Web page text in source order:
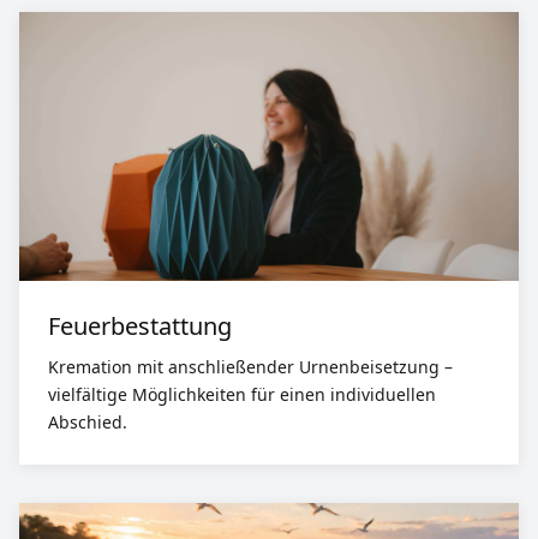
Feuerbestattung
Kremation mit anschließender Urnenbeisetzung –
vielfältige Möglichkeiten für einen individuellen
Abschied.